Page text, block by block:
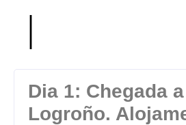
Dia 1: Chegada a
Logroño.